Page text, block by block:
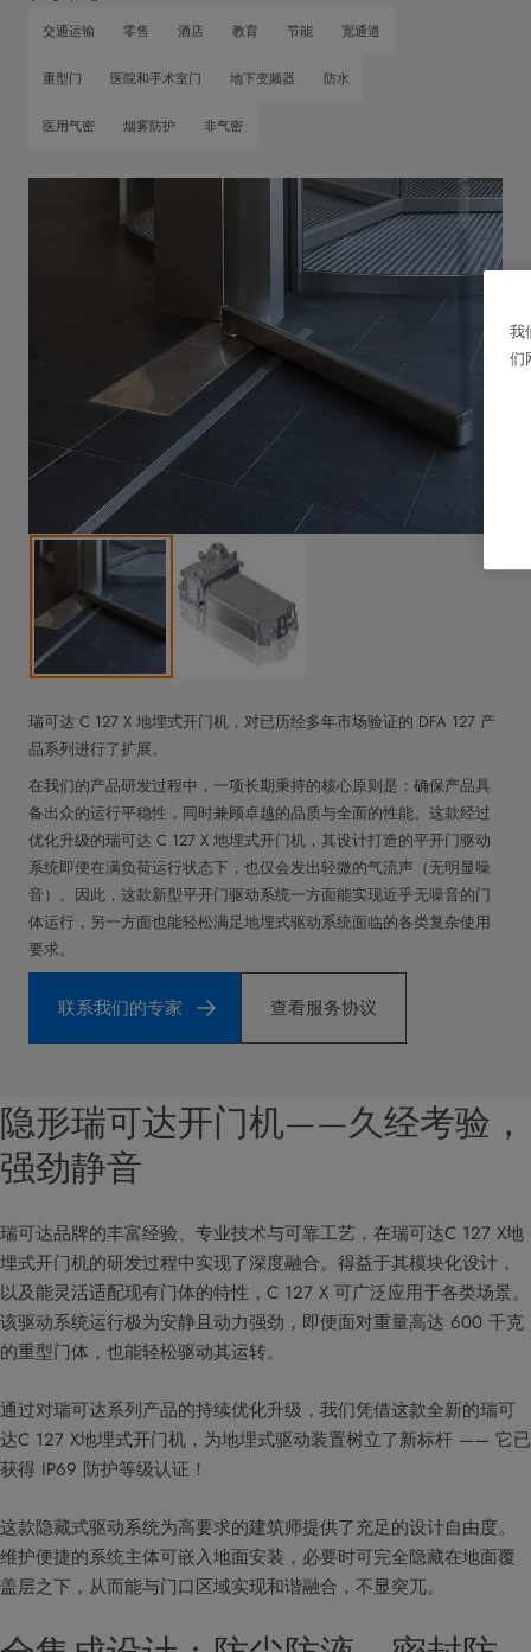
交通运输 零售 酒店 教育 节能 宽通道
重型门 医院和手术室门 地下变频器 防水
医用气密 烟雾防护 非气密
瑞可达 C 127 X 地埋式开门机，对已历经多年市场验证的 DFA 127 产
品系列进行了扩展。
在我们的产品研发过程中，一项长期秉持的核心原则是：确保产品具
备出众的运行平稳性，同时兼顾卓越的品质与全面的性能。这款经过
优化升级的瑞可达 C 127 X 地埋式开门机，其设计打造的平开门驱动
系统即便在满负荷运行状态下，也仅会发出轻微的气流声（无明显噪
音）。因此，这款新型平开门驱动系统一方面能实现近乎无噪音的门
体运行，另一方面也能轻松满足地埋式驱动系统面临的各类复杂使用
要求。
联系我们的专家 查看服务协议
隐形瑞可达开门机——久经考验，
强劲静音
瑞可达品牌的丰富经验、专业技术与可靠工艺，在瑞可达C 127 X地
埋式开门机的研发过程中实现了深度融合。得益于其模块化设计，
以及能灵活适配现有门体的特性，C 127 X 可广泛应用于各类场景。
该驱动系统运行极为安静且动力强劲，即便面对重量高达 600 千克
的重型门体，也能轻松驱动其运转。
通过对瑞可达系列产品的持续优化升级，我们凭借这款全新的瑞可
达C 127 X地埋式开门机，为地埋式驱动装置树立了新标杆 —— 它已
获得 IP69 防护等级认证！
这款隐藏式驱动系统为高要求的建筑师提供了充足的设计自由度。
维护便捷的系统主体可嵌入地面安装，必要时可完全隐藏在地面覆
盖层之下，从而能与门口区域实现和谐融合，不显突兀。
我
们